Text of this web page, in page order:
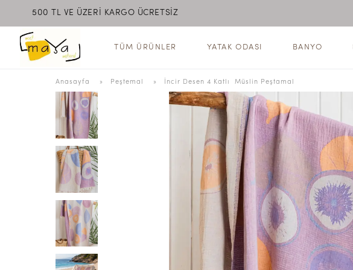
500 TL VE ÜZERİ KARGO ÜCRETSİZ
MEET MAYA NATURAL
TÜM ÜRÜNLER YATAK ODASI BANYO
Anasayfa » Peştemal » İncir Desen 4 Katlı  Müslin Peştamal